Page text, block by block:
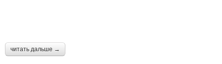
читать дальше →